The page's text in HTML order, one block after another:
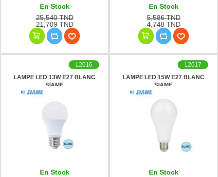
En Stock
25,540 TND
21,709 TND
En Stock
5,586 TND
4,748 TND
LAMPE LED 13W E27 BLANC
SIAME
L2016
En Stock
LAMPE LED 15W E27 BLANC
SIAME
L2017
En Stock